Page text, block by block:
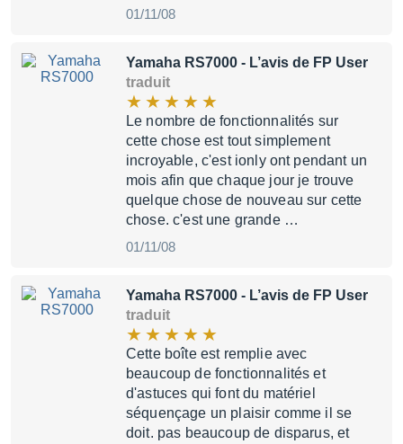
01/11/08
Yamaha RS7000 - L’avis de FP User
traduit
Le nombre de fonctionnalités sur
cette chose est tout simplement
incroyable, c'est ionly ont pendant un
mois afin que chaque jour je trouve
quelque chose de nouveau sur cette
chose. c'est une grande …
01/11/08
Yamaha RS7000 - L’avis de FP User
traduit
Cette boîte est remplie avec
beaucoup de fonctionnalités et
d'astuces qui font du matériel
séquençage un plaisir comme il se
doit. pas beaucoup de disparus, et